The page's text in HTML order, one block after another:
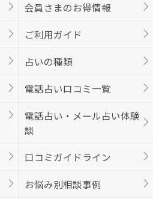
会員さまのお得情報
ご利用ガイド
占いの種類
電話占い口コミ一覧
電話占い・メール占い体験
談
口コミガイドライン
お悩み別相談事例